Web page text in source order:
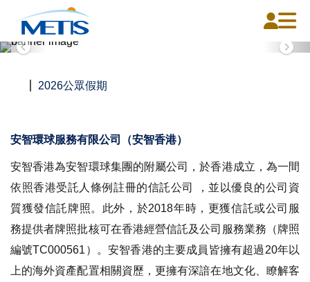
關於我們
我們的服務
新聞中心
聯絡我們
2026公眾假期
安智環球服務有限公司（安智香港）
安智香港為安智環球集團的附屬公司，於香港成立，為一間
依照香港受託人條例註冊的信託公司 ，並以優良的公司資
質獲發信託牌照。此外，於2018年時，更獲信託或公司服
務提供者牌照批核可在香港經營信託及公司服務業務（牌照
編號TC000561）。安智香港的主要成員皆擁有超過20年以
上的海外資產配置相關資歷，更擁有深諳在地文化、瞭解客